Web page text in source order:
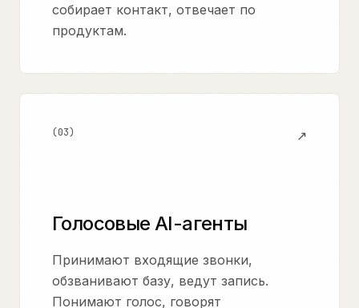
собирает контакт, отвечает по
продуктам.
(03) ↗
Голосовые AI-агенты
Принимают входящие звонки,
обзванивают базу, ведут запись.
Понимают голос, говорят